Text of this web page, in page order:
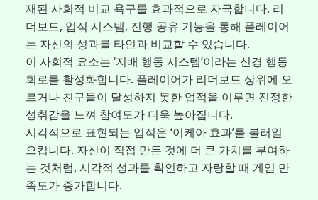
재된 사회적 비교 욕구를 효과적으로 자극합니다. 리
더보드, 업적 시스템, 진행 공유 기능을 통해 플레이어
는 자신의 성과를 타인과 비교할 수 있습니다.
이 사회적 요소는 ‘지배 행동 시스템’이라는 신경 행동
회로를 활성화합니다. 플레이어가 리더보드 상위에 오
르거나 친구들이 달성하지 못한 업적을 이루면 진정한
성취감을 느껴 참여도가 더욱 높아집니다.
시각적으로 표현되는 업적은 ‘이케아 효과’를 불러일
으킵니다. 자신이 직접 만든 것에 더 큰 가치를 부여하
는 것처럼, 시각적 성과를 확인하고 자랑할 때 게임 만
족도가 증가합니다.